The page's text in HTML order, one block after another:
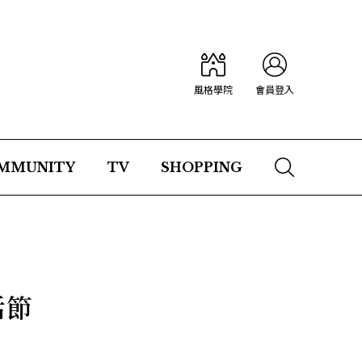
風格學院 會員登入
TV SHOPPING